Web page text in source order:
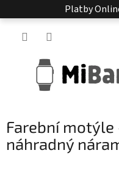
na
Platby
Farební
náhradný